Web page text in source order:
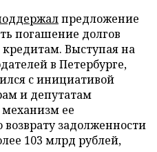
предложение
погашение долгов
Выступая на
в Петербурге,
с инициативой
и депутатам
механизм ее
задолженности
103 млрд рублей,